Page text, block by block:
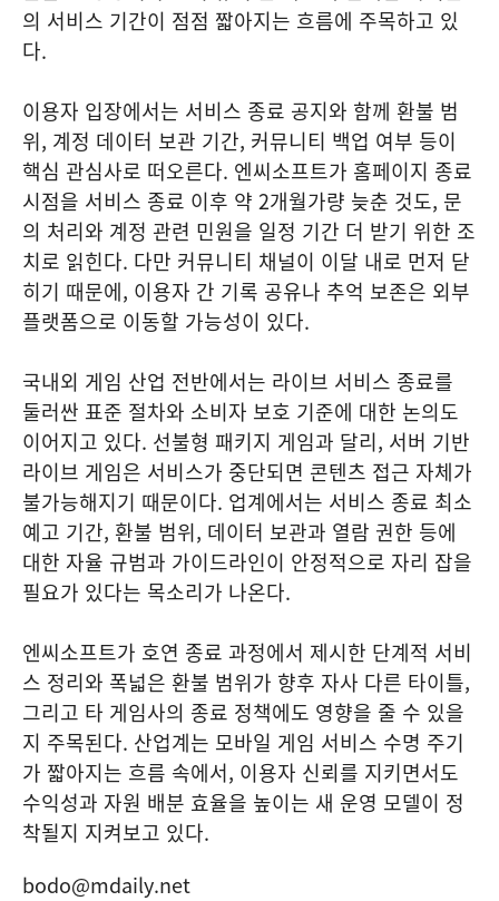
의 서비스 기간이 점점 짧아지는 흐름에 주목하고 있
다.
이용자 입장에서는 서비스 종료 공지와 함께 환불 범
위, 계정 데이터 보관 기간, 커뮤니티 백업 여부 등이
핵심 관심사로 떠오른다. 엔씨소프트가 홈페이지 종료
시점을 서비스 종료 이후 약 2개월가량 늦춘 것도, 문
의 처리와 계정 관련 민원을 일정 기간 더 받기 위한 조
치로 읽힌다. 다만 커뮤니티 채널이 이달 내로 먼저 닫
히기 때문에, 이용자 간 기록 공유나 추억 보존은 외부
플랫폼으로 이동할 가능성이 있다.
국내외 게임 산업 전반에서는 라이브 서비스 종료를
둘러싼 표준 절차와 소비자 보호 기준에 대한 논의도
이어지고 있다. 선불형 패키지 게임과 달리, 서버 기반
라이브 게임은 서비스가 중단되면 콘텐츠 접근 자체가
불가능해지기 때문이다. 업계에서는 서비스 종료 최소
예고 기간, 환불 범위, 데이터 보관과 열람 권한 등에
대한 자율 규범과 가이드라인이 안정적으로 자리 잡을
필요가 있다는 목소리가 나온다.
엔씨소프트가 호연 종료 과정에서 제시한 단계적 서비
스 정리와 폭넓은 환불 범위가 향후 자사 다른 타이틀,
그리고 타 게임사의 종료 정책에도 영향을 줄 수 있을
지 주목된다. 산업계는 모바일 게임 서비스 수명 주기
가 짧아지는 흐름 속에서, 이용자 신뢰를 지키면서도
수익성과 자원 배분 효율을 높이는 새 운영 모델이 정
착될지 지켜보고 있다.
bodo@mdaily.net